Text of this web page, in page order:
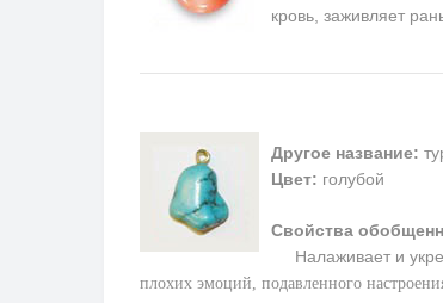
кровь, заживляет
Другое название:
Цвет: голубой
Свойства
Налаживает и
плохих эмоций, подавленного